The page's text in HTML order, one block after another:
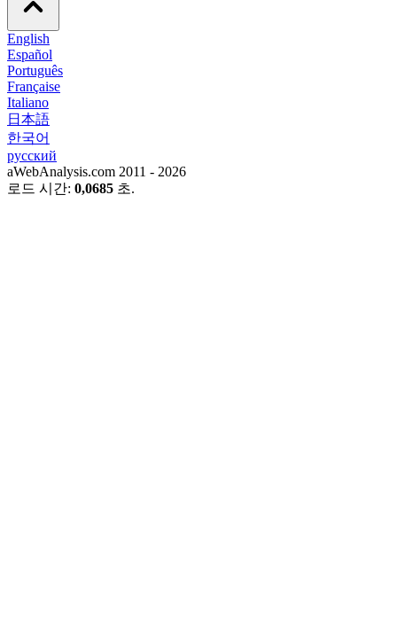
English
Español
Português
Française
Italiano
日本語
한국어
русский
aWebAnalysis.com 2011 - 2026
로드 시간: 0,0685 초.